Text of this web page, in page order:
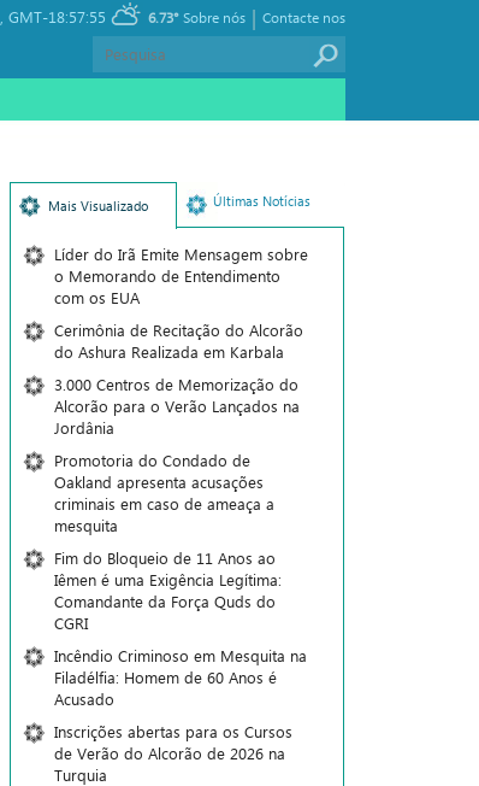
GMT-18:57:55 6.73° Contacte nos
|
Sobre nós
Mais Visualizado Últimas Notícias
Líder do Irã Emite Mensagem sobre
o Memorando de Entendimento
com os EUA
Cerimônia de Recitação do Alcorão
do Ashura Realizada em Karbala
3.000 Centros de Memorização do
Alcorão para o Verão Lançados na
Jordânia
Promotoria do Condado de
Oakland apresenta acusações
criminais em caso de ameaça a
mesquita
Fim do Bloqueio de 11 Anos ao
Iêmen é uma Exigência Legítima:
Comandante da Força Quds do
CGRI
Incêndio Criminoso em Mesquita na
Filadélfia: Homem de 60 Anos é
Acusado
Inscrições abertas para os Cursos
de Verão do Alcorão de 2026 na
Turquia